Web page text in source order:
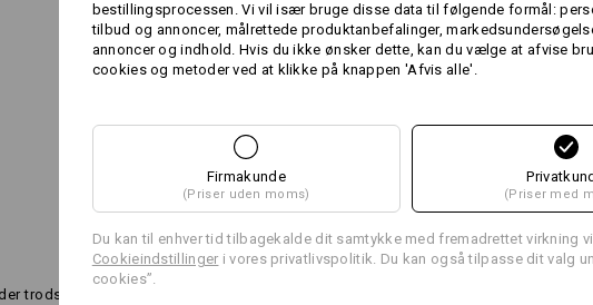
trods den overskuelige
bestillingsprocessen. Vi vil især bruge disse data til følgende formål:
tilbud og annoncer, målrettede produktanbefalinger,
annoncer og indhold. Hvis du ikke ønsker dette, kan du vælge at afvise
cookies og metoder ved at klikke på knappen 'Afvis alle'.
Firmakunde
(Priser uden moms) (Priser med
Du kan til enhver tid tilbagekalde dit samtykke med fremadrettet virkning
Cookieindstillinger i vores privatlivspolitik. Du kan også tilpasse dit valg
cookies”.